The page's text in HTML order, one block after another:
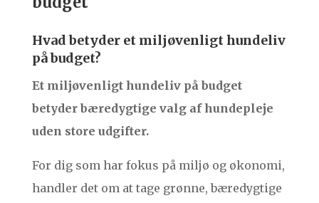
Hvad betyder et miljøvenligt hundeliv
på budget?
Et miljøvenligt hundeliv på budget
betyder bæredygtige valg af hundepleje
uden store udgifter.
For dig som har fokus på miljø og økonomi,
handler det om at tage grønne, bæredygtige